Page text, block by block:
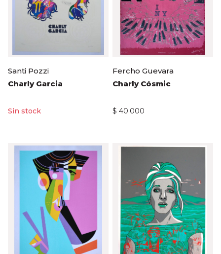
Santi Pozzi
Charly Garcia
Fercho Guevara
Charly Cósmic
$ 40.000